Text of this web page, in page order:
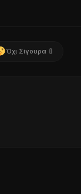
Όχι Σίγουρα 0